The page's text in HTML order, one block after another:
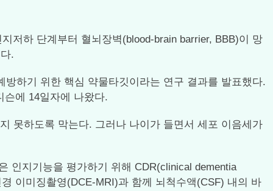
저하 단계부터 혈뇌장벽(blood-brain barrier, BBB)이 망
.
하기 위한 핵심 약물타깃이라는 연구 결과를 발표했다.
슨에 14일자에 나왔다.
못하도록 막는다. 그러나 나이가 들면서 세포 이음세가
인지기능을 평가하기 위해 CDR(clinical dementia
이미징촬영(DCE-MRI)과 함께 뇌척수액(CSF) 내의 바